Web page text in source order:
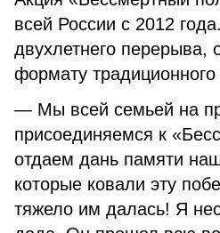
всей России с 2012
двухлетнего перерыва,
формату
— Мы всей семьей на
присоединяемся к
отдаем дань памяти
которые ковали эту
тяжело им далась! Я